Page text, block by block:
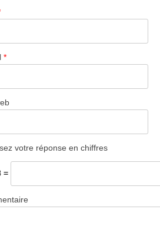
*
votre réponse en chiffres
=